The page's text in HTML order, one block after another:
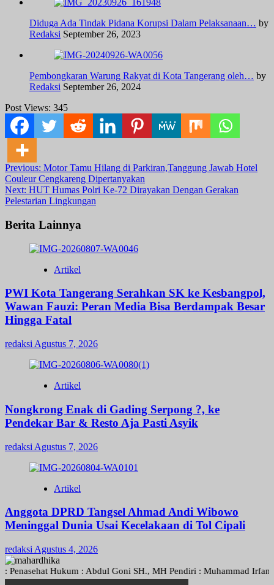
Diduga Ada Tindak Pidana Korupsi Dalam Pelaksanaan… by
Redaksi September 26, 2023
Pembongkaran Warung Rakyat di Kota Tangerang oleh… by
Redaksi September 26, 2024
Post Views: 345
Post
navigation
Previous: Motor Tamu Hilang di Parkiran,Tanggung Jawab Hotel
Couleur Cengkareng Dipertanyakan
Next: HUT Humas Polri Ke-72 Dirayakan Dengan Gerakan
Pelestarian Lingkungan
Berita Lainnya
Artikel
PWI Kota Tangerang Serahkan SK ke Kesbangpol,
Wawan Fauzi: Peran Media Bisa Berdampak Besar
Hingga Fatal
redaksi Agustus 7, 2026
Artikel
Nongkrong Enak di Gading Serpong ?, ke
Pendekar Bar & Resto Aja Pasti Asyik
redaksi Agustus 7, 2026
Artikel
Anggota DPRD Tangsel Ahmad Andi Wibowo
Meninggal Dunia Usai Kecelakaan di Tol Cipali
redaksi Agustus 4, 2026
Hukum : Abdul Goni SH., MH Pendiri : Muhammad